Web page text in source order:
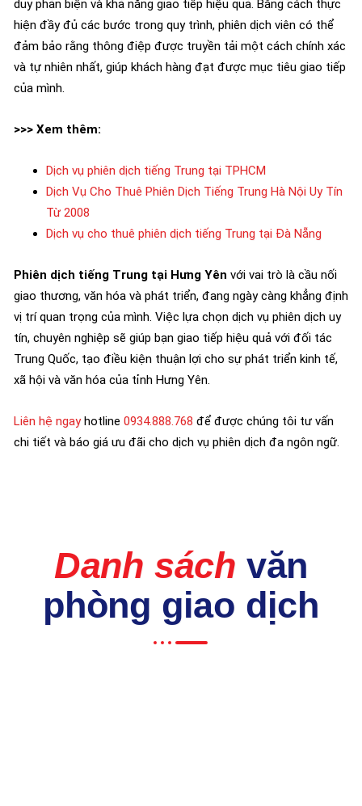
duy phản biện và khả năng giao tiếp hiệu quả. Bằng cách thực
hiện đầy đủ các bước trong quy trình, phiên dịch viên có thể
đảm bảo rằng thông điệp được truyền tải một cách chính xác
và tự nhiên nhất, giúp khách hàng đạt được mục tiêu giao tiếp
của mình.
>>> Xem thêm:
Dịch vụ phiên dịch tiếng Trung tại TPHCM
Dịch Vụ Cho Thuê Phiên Dịch Tiếng Trung Hà Nội Uy Tín
Từ 2008
Dịch vụ cho thuê phiên dịch tiếng Trung tại Đà Nẵng
Phiên dịch tiếng Trung tại Hưng Yên với vai trò là cầu nối
giao thương, văn hóa và phát triển, đang ngày càng khẳng định
vị trí quan trọng của mình. Việc lựa chọn dịch vụ phiên dịch uy
tín, chuyên nghiệp sẽ giúp bạn giao tiếp hiệu quả với đối tác
Trung Quốc, tạo điều kiện thuận lợi cho sự phát triển kinh tế,
xã hội và văn hóa của tỉnh Hưng Yên.
Liên hệ ngayhotline 0934.888.768 để được chúng tôi tư vấn
chi tiết và báo giá ưu đãi cho dịch vụ phiên dịch đa ngôn ngữ.
Danh sách văn
phòng giao dịch